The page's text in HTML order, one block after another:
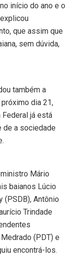
início do ano e o
que assim que
sem dúvida,
também a
dia 21,
Federal já está
de a sociedade
Mário
baianos Lúcio
(PSDB), Antônio
Trindade
(PDT) e
encontrá-los.